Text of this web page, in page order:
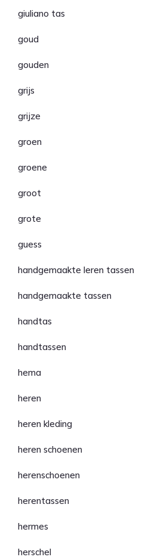
giuliano tas
goud
gouden
grijs
grijze
groen
groene
groot
grote
guess
handgemaakte leren tassen
handgemaakte tassen
handtas
handtassen
hema
heren
heren kleding
heren schoenen
herenschoenen
herentassen
hermes
herschel